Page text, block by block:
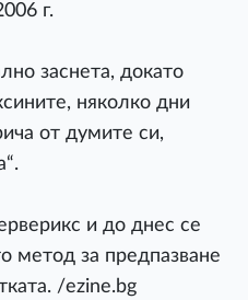
г.
заснета, докато
няколко дни
от думите си,
и до днес се
метод за предпазване
/ezine.bg